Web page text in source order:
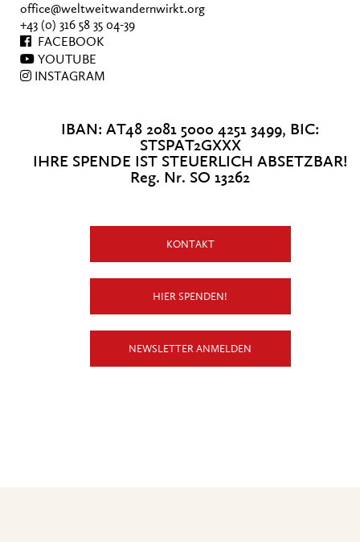
office@weltweitwandernwirkt.org
+43 (0) 316 58 35 04-39
FACEBOOK
YOUTUBE
INSTAGRAM
IBAN: AT48 2081 5000 4251 3499, BIC:
STSPAT2GXXX
IHRE SPENDE IST STEUERLICH ABSETZBAR!
Reg. Nr. SO 13262
KONTAKT
HIER SPENDEN!
NEWSLETTER ANMELDEN